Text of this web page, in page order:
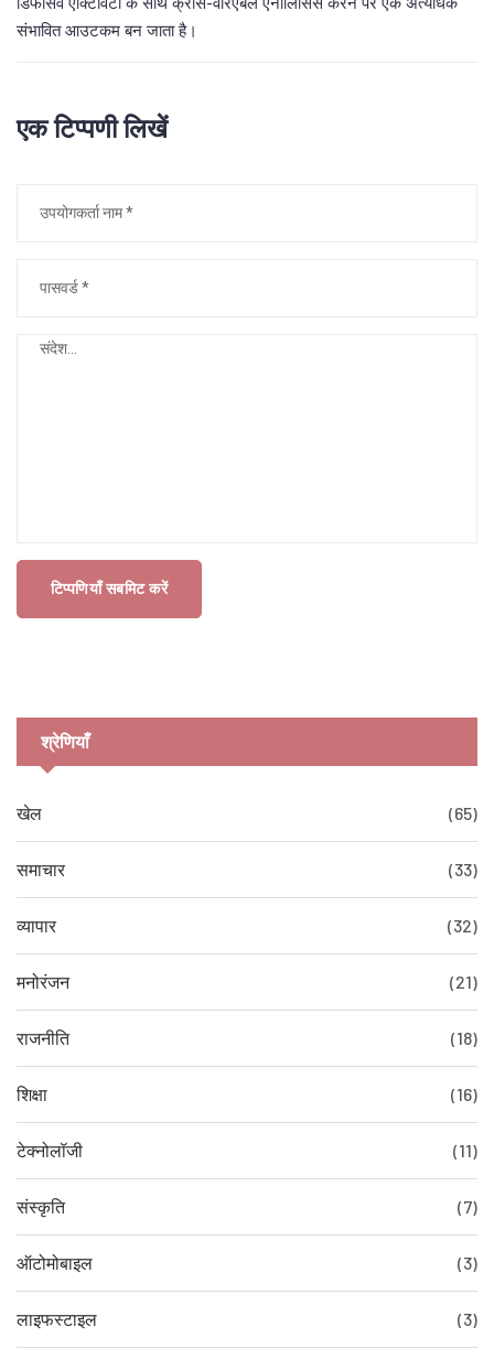
संभावित आउटकम बन जाता है।
एक टिप्पणी लिखें
टिप्पणियाँ सबमिट करें
श्रेणियाँ
खेल (65)
समाचार (33)
व्यापार (32)
मनोरंजन (21)
राजनीति (18)
शिक्षा (16)
टेक्नोलॉजी (11)
संस्कृति (7)
ऑटोमोबाइल (3)
लाइफस्टाइल (3)